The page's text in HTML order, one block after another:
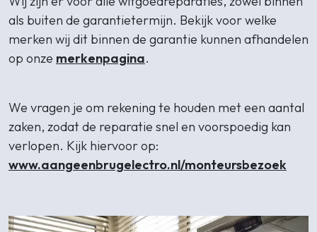
als buiten de garantietermijn. Bekijk voor welke
merken wij dit binnen de garantie kunnen afhandelen
op onze merkenpagina.
We vragen je om rekening te houden met een aantal
zaken, zodat de reparatie snel en voorspoedig kan
verlopen. Kijk hiervoor op:
www.aangeenbrugelectro.nl/monteursbezoek